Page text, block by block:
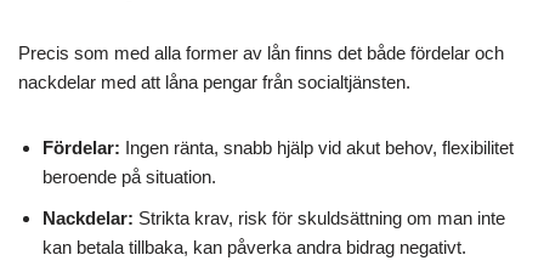
Precis som med alla former av lån finns det både fördelar och
nackdelar med att låna pengar från socialtjänsten.
Fördelar: Ingen ränta, snabb hjälp vid akut behov, flexibilitet
beroende på situation.
Nackdelar: Strikta krav, risk för skuldsättning om man inte
kan betala tillbaka, kan påverka andra bidrag negativt.